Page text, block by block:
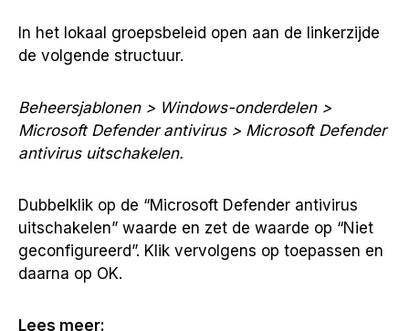
In het lokaal groepsbeleid open aan de linkerzijde
de volgende structuur.
Beheersjablonen > Windows-onderdelen >
Microsoft Defender antivirus > Microsoft Defender
antivirus uitschakelen.
Dubbelklik op de “Microsoft Defender antivirus
uitschakelen” waarde en zet de waarde op “Niet
geconfigureerd”. Klik vervolgens op toepassen en
daarna op OK.
Lees meer: